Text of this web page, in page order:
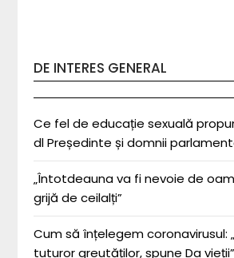
DE INTERES GENERAL
Ce fel de educație sexuală
dl Președinte și domnii
„Întotdeauna va fi nevoie de
grijă de ceilalți”
Cum să înțelegem coronavirusul:
tuturor greutăților, spune Da vieții”